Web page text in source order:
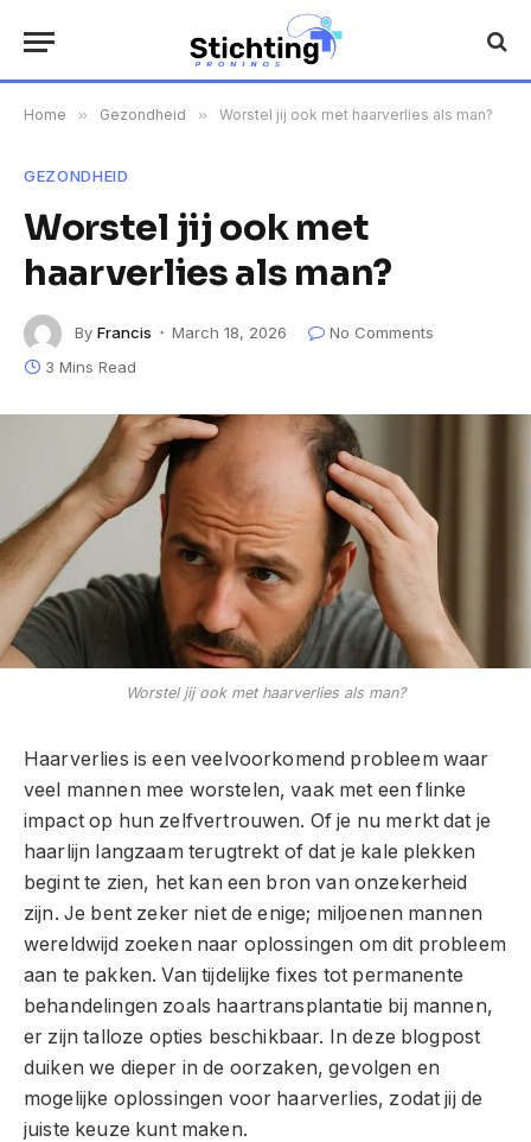
Home » Gezondheid » Worstel jij ook met haarverlies als man?
GEZONDHEID
Worstel jij ook met
haarverlies als man?
By Francis March 18, 2026
No Comments
3 Mins Read
Worstel jij ook met haarverlies als man?
Haarverlies is een veelvoorkomend probleem waar
veel mannen mee worstelen, vaak met een flinke
impact op hun zelfvertrouwen. Of je nu merkt dat je
haarlijn langzaam terugtrekt of dat je kale plekken
begint te zien, het kan een bron van onzekerheid
zijn. Je bent zeker niet de enige; miljoenen mannen
wereldwijd zoeken naar oplossingen om dit probleem
aan te pakken. Van tijdelijke fixes tot permanente
behandelingen zoals haartransplantatie bij mannen,
er zijn talloze opties beschikbaar. In deze blogpost
duiken we dieper in de oorzaken, gevolgen en
mogelijke oplossingen voor haarverlies, zodat jij de
juiste keuze kunt maken.